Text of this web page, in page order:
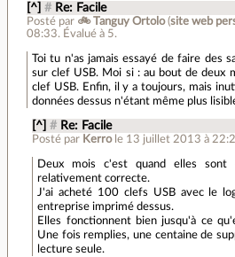
[^] # Re: Facile
Posté par 🚲 Tanguy Ortolo(site web
08:33. Évalué à 5.
Toi tu n'as jamais essayé de faire des
sur clef USB. Moi si : au bout de deux
clef USB. Enfin, il y a toujours, mais
données dessus n'étant même plus
[^] # Re: Facile
Posté par Kerro le 13 juillet 2013 à
Deux mois c'est quand elles sont
relativement correcte.
J'ai acheté 100 clefs USB avec le
entreprise imprimé dessus.
Elles fonctionnent bien jusqu'à ce
Une fois remplies, une centaine de
lecture seule.